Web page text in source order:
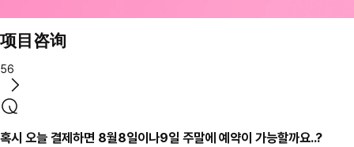
项目咨询
56
혹시 오늘 결제하면 8월8일이나9일 주말에 예약이 가능할까요..?